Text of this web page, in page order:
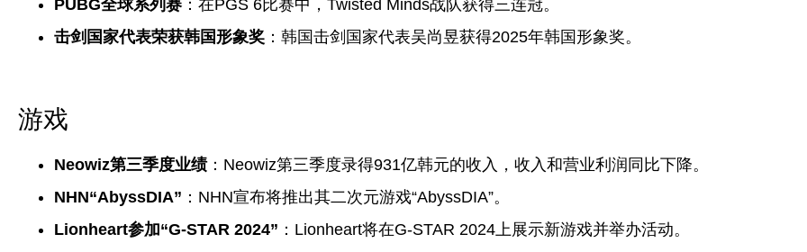
PUBG全球系列赛 ：在PGS 6比赛中，Twisted Minds战队获得三连冠。
击剑国家代表荣获韩国形象奖 ：韩国击剑国家代表吴尚昱获得2025年韩国形象奖。
游戏
Neowiz第三季度业绩：Neowiz第三季度录得931亿韩元的收入，收入和营业利润同比下降。
NHN“AbyssDIA” ：NHN宣布将推出其二次元游戏“AbyssDIA”。
Lionheart参加“G-STAR 2024” ：Lionheart将在G-STAR 2024上展示新游戏并举办活动。